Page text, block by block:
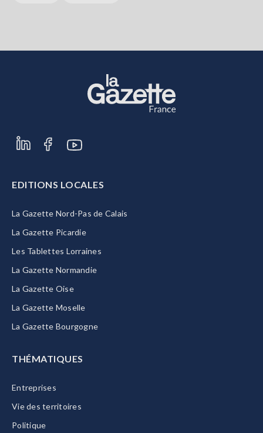
EDITIONS LOCALES
La Gazette Nord-Pas de Calais
La Gazette Picardie
Les Tablettes Lorraines
La Gazette Normandie
La Gazette Oise
La Gazette Moselle
La Gazette Bourgogne
THÉMATIQUES
Entreprises
Vie des territoires
Politique